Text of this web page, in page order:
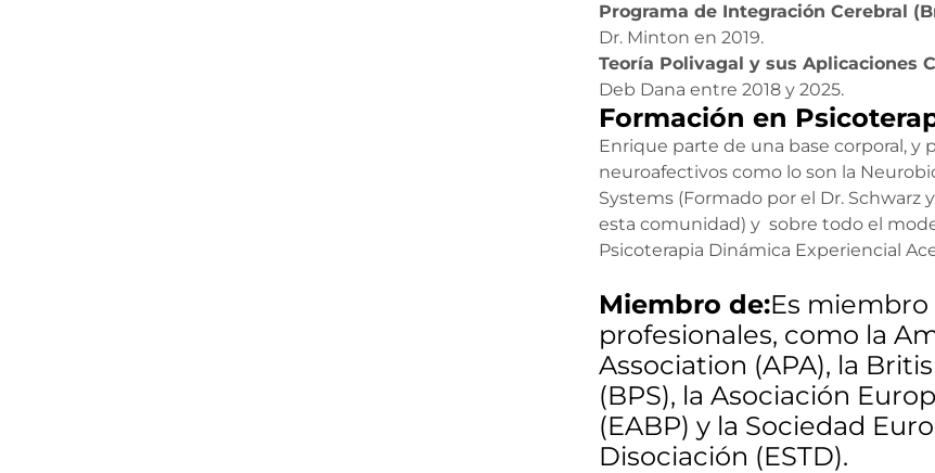
Programa de Integración Cerebral
Dr. Minton en 2019.
Teoría Polivagal y sus Aplicaciones
Deb Dana entre 2018 y 2025.
Formación en
Enrique parte de una base corporal, y
neuroafectivos como lo son la
Systems (Formado por el Dr. Schwarz
esta comunidad) y sobre todo el
Psicoterapia Dinámica Experiencial
Miembro de:Es miembro
profesionales, como la
Association (APA), la
(BPS), la Asociación
(EABP) y la Sociedad
Disociación (ESTD).